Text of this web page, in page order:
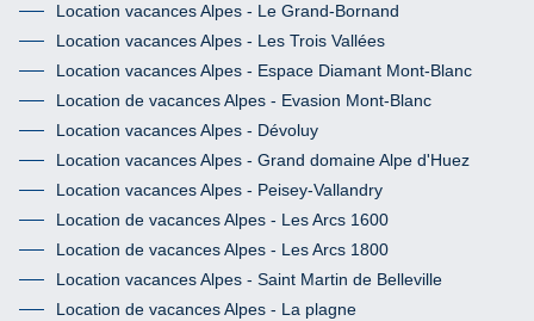
Location vacances Alpes - Le Grand-Bornand
Location vacances Alpes - Les Trois Vallées
Location vacances Alpes - Espace Diamant Mont-Blanc
Location de vacances Alpes - Evasion Mont-Blanc
Location vacances Alpes - Dévoluy
Location vacances Alpes - Grand domaine Alpe d'Huez
Location vacances Alpes - Peisey-Vallandry
Location de vacances Alpes - Les Arcs 1600
Location de vacances Alpes - Les Arcs 1800
Location vacances Alpes - Saint Martin de Belleville
Location de vacances Alpes - La plagne